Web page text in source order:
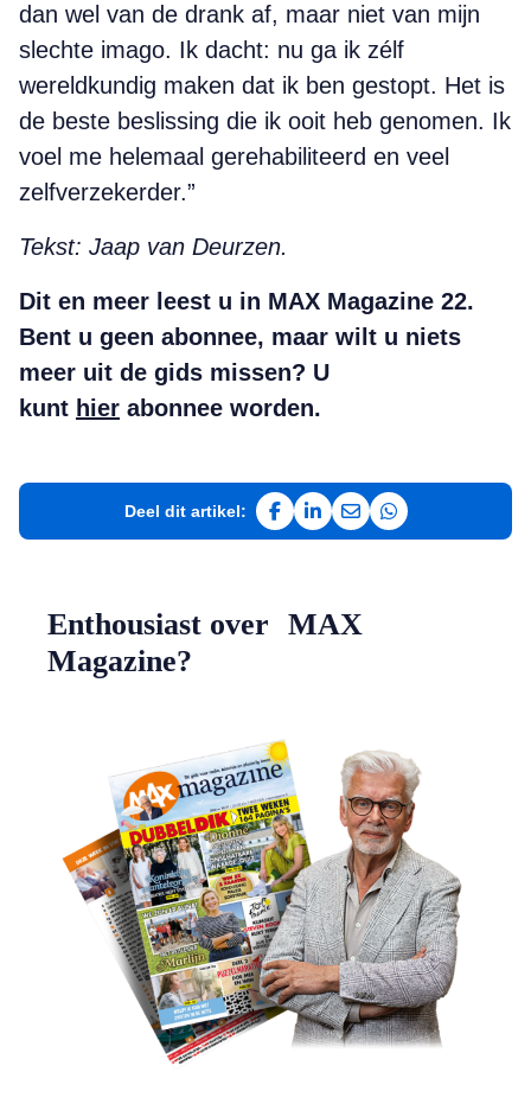
dan wel van de drank af, maar niet van mijn
slechte imago. Ik dacht: nu ga ik zélf
wereldkundig maken dat ik ben gestopt. Het is
de beste beslissing die ik ooit heb genomen. Ik
voel me helemaal gerehabiliteerd en veel
zelfverzekerder.”
Tekst: Jaap van Deurzen.
Dit en meer leest u in MAX Magazine 22.
Bent u geen abonnee, maar wilt u niets
meer uit de gids missen? U
kunt hier abonnee worden.
Deel dit artikel:
Deel op Facebook
Deel op LinkedIn
Deel via e-mail
Deel via
Enthousiast over MAX
Magazine?